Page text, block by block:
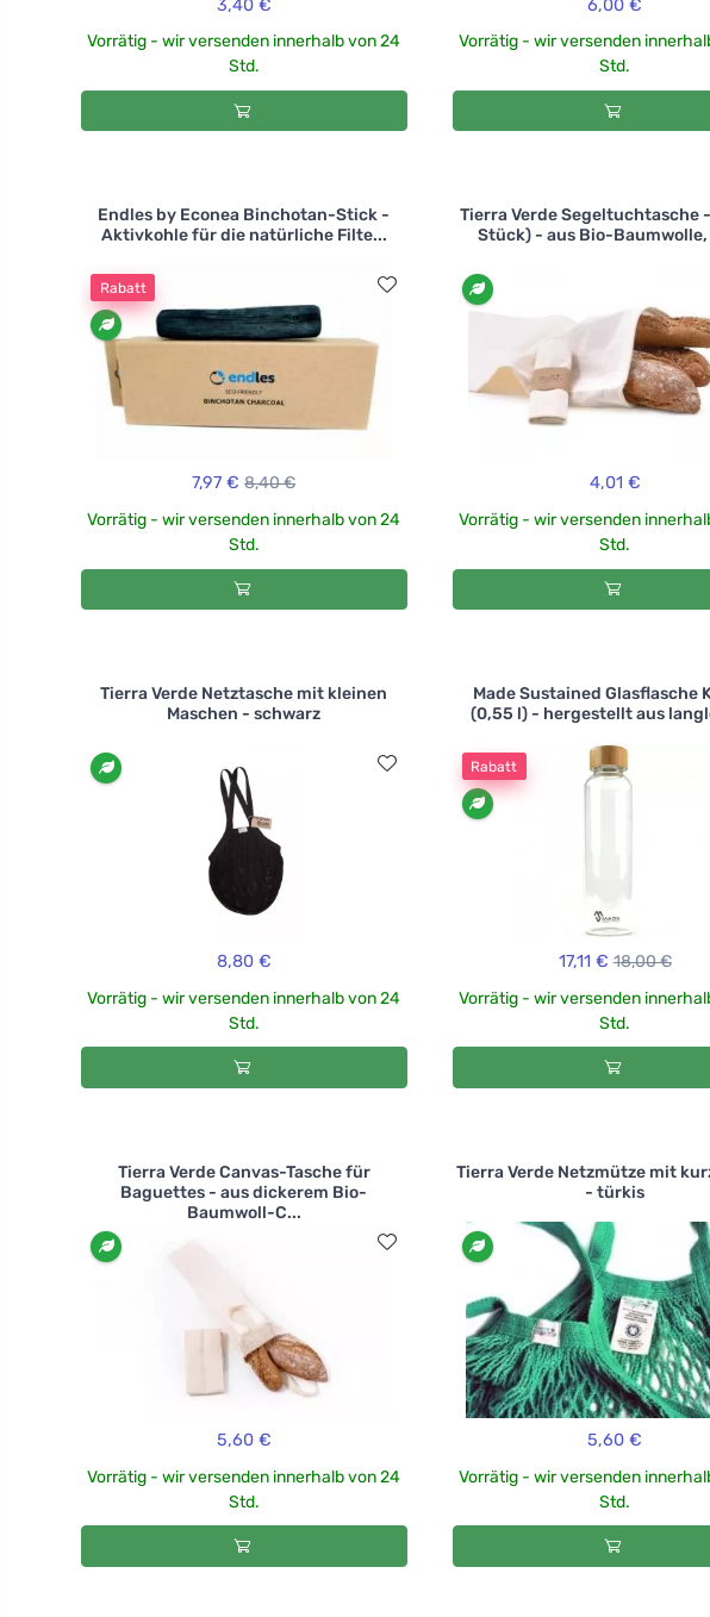
3,40 €
Vorrätig - wir versenden innerhalb von 24
Std.
6,00 €
Vorrätig - wir versenden
Std.
Endles by Econea Binchotan-Stick -
Aktivkohle für die natürliche Filte...
Rabatt
7,97 € 8,40 €
Vorrätig - wir versenden innerhalb von 24
Std.
Tierra Verde Segeltuchtasche
Stück) - aus Bio-
4,01 €
Vorrätig - wir versenden
Std.
Tierra Verde Netztasche mit kleinen
Maschen - schwarz
8,80 €
Vorrätig - wir versenden innerhalb von 24
Std.
Made Sustained Glasflasche
(0,55 l) - hergestellt aus
Rabatt
17,11 € 18,00 €
Vorrätig - wir versenden
Std.
Tierra Verde Canvas-Tasche für
Baguettes - aus dickerem Bio-
Baumwoll-C...
5,60 €
Vorrätig - wir versenden innerhalb von 24
Std.
Tierra Verde Netzmütze mit
- türkis
5,60 €
Vorrätig - wir versenden
Std.